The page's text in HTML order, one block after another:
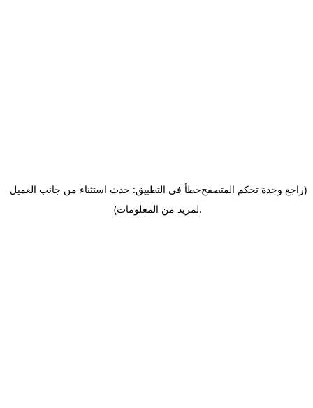
خطأ في التطبيق: حدث استثناء من جانب العميل(راجع وحدة تحكم المتصفح
لمزيد من المعلومات).